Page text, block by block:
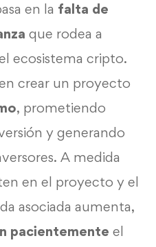
en la falta de
que rodea a
ecosistema cripto.
crear un proyecto
, prometiendo
y generando
A medida
en el proyecto y el
asociada aumenta,
pacientemente el